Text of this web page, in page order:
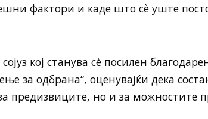
фактори и каде што сè уште
кој станува сè посилен
за одбрана“, оценувајќи дека
предизвиците, но и за можностите